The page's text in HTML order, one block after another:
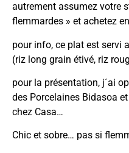
autrement assumez votre
flemmardes » et achetez
pour info, ce plat est servi
(riz long grain étivé, riz
pour la présentation, j´ai
des Porcelaines Bidasoa
chez Casa…
Chic et sobre… pas si